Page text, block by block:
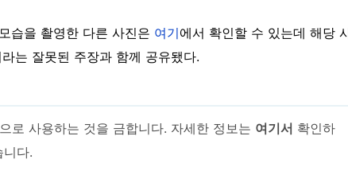
습을 촬영한 다른 사진은 여기에서 확인할 수 있는데 해당
는 잘못된 주장과 함께 공유됐다.
로 사용하는 것을 금합니다. 자세한 정보는 여기서 확인하
니다.